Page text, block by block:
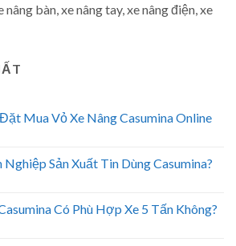
bàn, xe nâng tay, xe nâng điện, xe
Mua Vỏ Xe Nâng Casumina Online
Nghiệp Sản Xuất Tin Dùng Casumina?
Có Phù Hợp Xe 5 Tấn Không?